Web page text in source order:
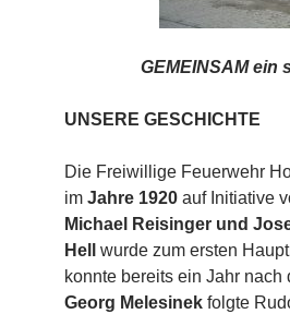
GEMEINSAM ein
UNSERE GESCHICHTE
Die Freiwillige Feuerwehr
im Jahre 1920 auf Initiative
Michael Reisinger und
Hell
wurde zum ersten
konnte bereits ein Jahr
Georg Melesinek folgte